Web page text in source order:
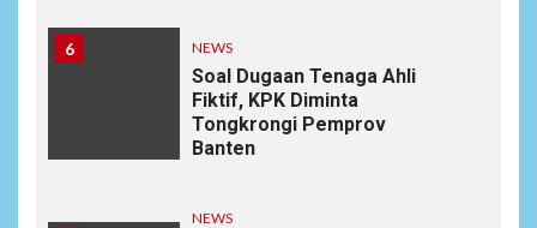
6 NEWS
Soal Dugaan Tenaga Ahli
Fiktif, KPK Diminta
Tongkrongi Pemprov
Banten
NEWS